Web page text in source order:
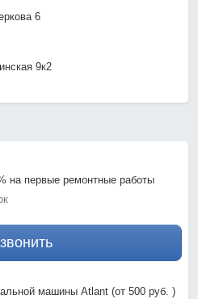
6
9к2
на первые ремонтные работы
машины Atlant (от 500 руб. )